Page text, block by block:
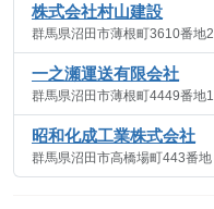
株式会社村山建設
群馬県沼田市薄根町3610番地2
一之瀬運送有限会社
群馬県沼田市薄根町4449番地1
昭和化成工業株式会社
群馬県沼田市高橋場町443番地